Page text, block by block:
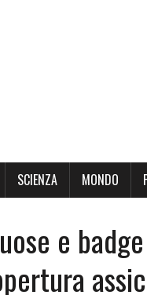
SCIENZA MONDO
e